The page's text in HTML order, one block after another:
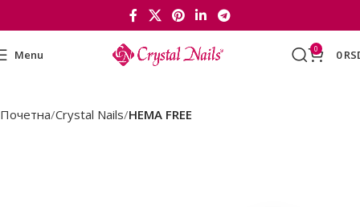
Menu 0 0
Почетна Crystal Nails HEMA FREE